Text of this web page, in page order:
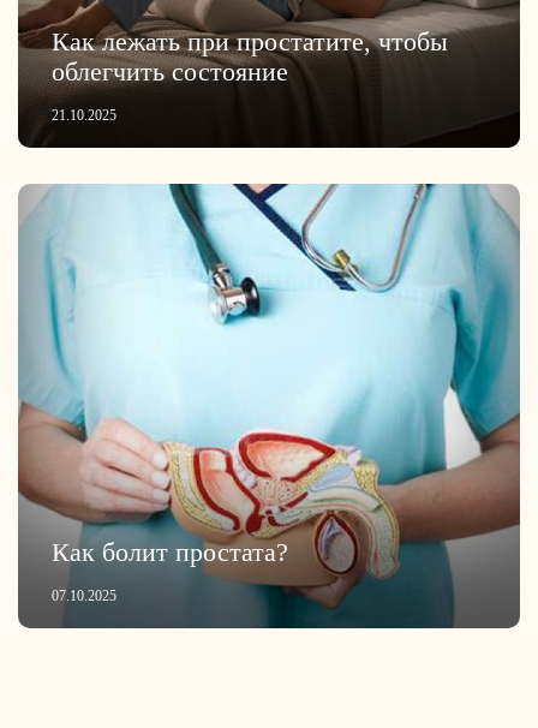
Как лежать при простатите, чтобы
облегчить состояние
21.10.2025
Как болит простата?
07.10.2025